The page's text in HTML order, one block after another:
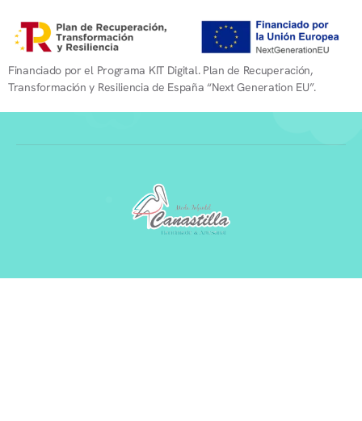
Financiado por el Programa KIT Digital. Plan de Recuperación,
Transformación y Resiliencia de España “Next Generation EU”.